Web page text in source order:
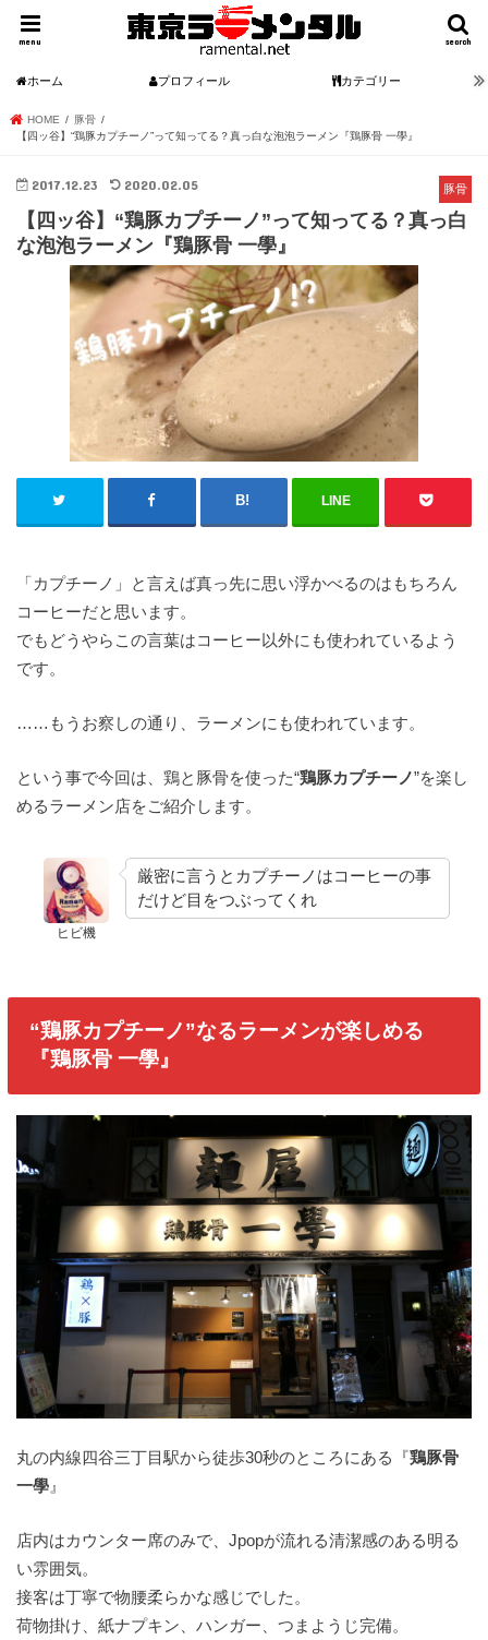
search
menu
ホーム プロフィール カテゴリー
HOME
豚骨
【四ッ谷】“鶏豚カプチーノ”って知ってる？真っ白な泡泡ラーメン『鶏豚骨 一學』
豚骨
2017.12.23 2020.02.05
【四ッ谷】“鶏豚カプチーノ”って知ってる？真っ白
な泡泡ラーメン『鶏豚骨 一學』
LINE
「カプチーノ」と言えば真っ先に思い浮かべるのはもちろん
コーヒーだと思います。
でもどうやらこの言葉はコーヒー以外にも使われているよう
です。
……もうお察しの通り、ラーメンにも使われています。
という事で今回は、鶏と豚骨を使った“鶏豚カプチーノ”を楽し
めるラーメン店をご紹介します。
ヒビ機
厳密に言うとカプチーノはコーヒーの事
だけど目をつぶってくれ
“鶏豚カプチーノ”なるラーメンが楽しめる
『鶏豚骨 一學』
丸の内線四谷三丁目駅から徒歩30秒のところにある『鶏豚骨
一學 』
店内はカウンター席のみで、Jpopが流れる清潔感のある明る
い雰囲気。
接客は丁寧で物腰柔らかな感じでした。
荷物掛け、紙ナプキン、ハンガー、つまようじ完備。